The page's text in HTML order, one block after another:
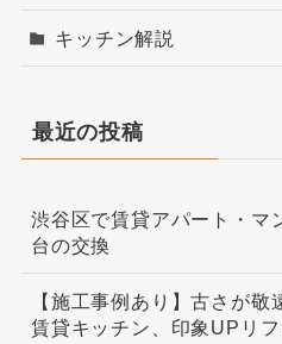
キッチン解説
最近の投稿
渋谷区で賃貸アパート・マ
台の交換
【施工事例あり】古さが
賃貸キッチン、印象UPリフ